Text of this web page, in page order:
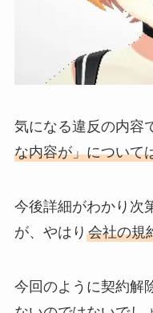
気になる違反の内容
な内容が」について
今後詳細がわかり次
が、やはり 会社の規
今回のように契約解